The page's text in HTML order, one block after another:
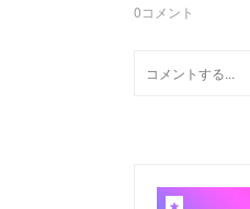
0コメント